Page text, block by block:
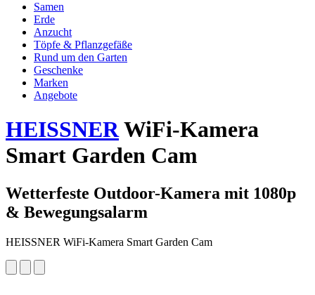
Samen
Erde
Anzucht
Töpfe & Pflanzgefäße
Rund um den Garten
Geschenke
Marken
Angebote
HEISSNERWiFi-Kamera
Smart Garden Cam
Wetterfeste Outdoor-Kamera mit 1080p
& Bewegungsalarm
HEISSNER WiFi-Kamera Smart Garden Cam